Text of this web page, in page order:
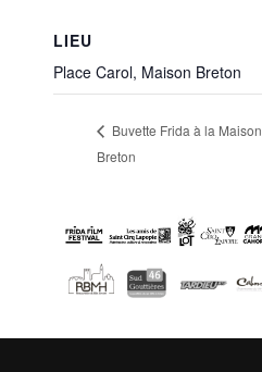
LIEU
Place Carol, Maison Breton
Buvette Frida à la Maison
Breton